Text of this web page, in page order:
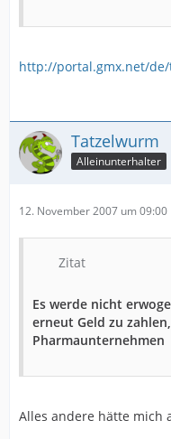
http://portal.gmx.net/
Tatzelwurm
Alleinunterhalter
12. November 2007 um 09:00
Zitat
Es werde nicht
erneut Geld zu
Pharmaunternehmen
Alles andere hätte mich